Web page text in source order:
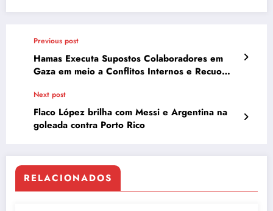
Previous post
Hamas Executa Supostos Colaboradores em
Gaza em meio a Conflitos Internos e Recuo
Next post
Flaco López brilha com Messi e Argentina na
goleada contra Porto Rico
RELACIONADOS